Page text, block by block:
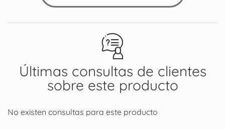
Últimas consultas de clientes
sobre este producto
No existen consultas para este producto